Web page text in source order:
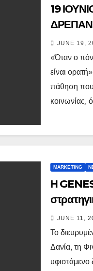
19
JUNE 19,
«Όταν ο
είναι
πάθηση που
κοινωνίας,
MARKETING
Η
με την
JUNE 11,
Το
Δανία, τη